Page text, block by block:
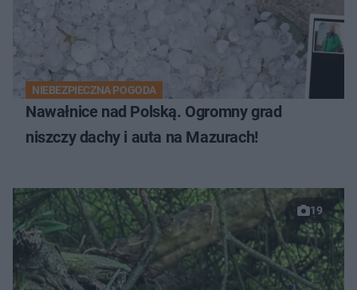
NIEBEZPIECZNA POGODA
Nawałnice nad Polską. Ogromny grad
niszczy dachy i auta na Mazurach!
19